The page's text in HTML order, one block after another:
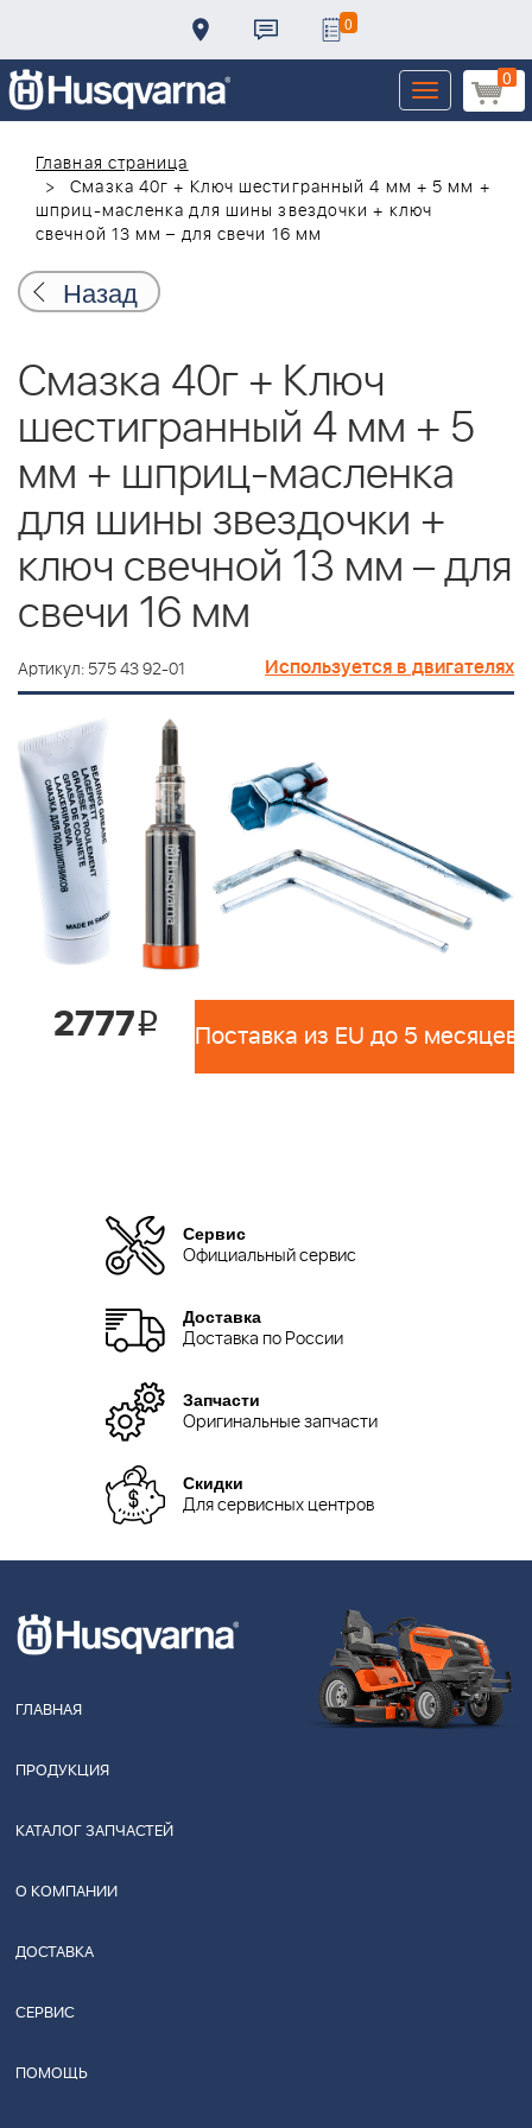
0
0
Toggle
navigation
Главная страница
Смазка 40г + Ключ шестигранный 4 мм + 5 мм +
шприц-масленка для шины звездочки + ключ
свечной 13 мм – для свечи 16 мм
Назад
Смазка 40г + Ключ
шестигранный 4 мм + 5
мм + шприц-масленка
для шины звездочки +
ключ свечной 13 мм – для
свечи 16 мм
Артикул: 575 43 92-01 Используется в двигателях
2777i Поставка из EU до 5 месяцев
Сервис
Официальный сервис
Доставка
Доставка по России
Запчасти
Оригинальные запчасти
Скидки
Для сервисных центров
ГЛАВНАЯ
ПРОДУКЦИЯ
КАТАЛОГ ЗАПЧАСТЕЙ
О КОМПАНИИ
ДОСТАВКА
СЕРВИС
ПОМОЩЬ